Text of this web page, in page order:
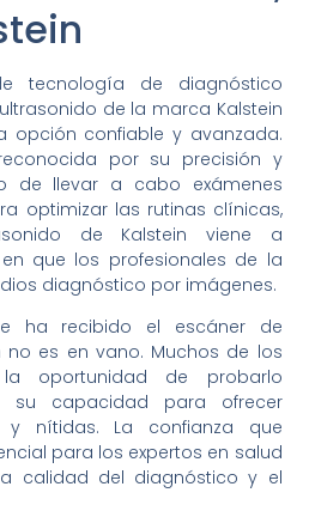
tecnología de diagnóstico
de la marca Kalstein
opción confiable y avanzada.
por su precisión y
de llevar a cabo exámenes
optimizar las rutinas clínicas,
de Kalstein viene a
que los profesionales de la
diagnóstico por imágenes.
ha recibido el escáner de
no es en vano. Muchos de los
oportunidad de probarlo
capacidad para ofrecer
y nítidas. La confianza que
para los expertos en salud
calidad del diagnóstico y el